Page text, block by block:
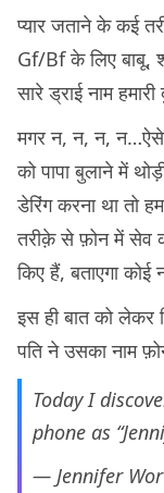
प्यार जताने के कई
Gf/Bf के लिए बाबू,
सारे ड्राई नाम
मगर न, न, न, न…ऐसे
को पापा बुलाने में
डेरिंग करना था तो
तरीक़े से फ़ोन में सेव
किए हैं, बताएगा
इस ही बात को लेकर
पति ने उसका नाम
Today I
phone as
— Jennifer